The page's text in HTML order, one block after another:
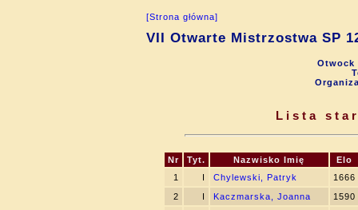
[Strona główna]
VII Otwarte Mistrzostwa SP
Otwock
Lista
Nr Tyt. Nazwisko Imię
Elo
1
I Chylewski, Patryk
1666
2
I Kaczmarska, Joanna
1590